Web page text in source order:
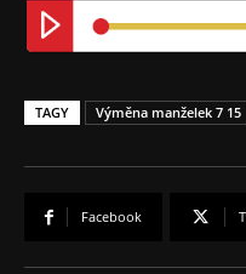
TAGY Výměna manželek 7 15
Facebook